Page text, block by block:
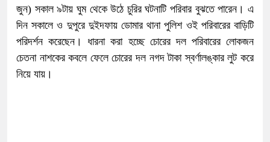
জুন) সকাল ৯টায় ঘুম থেকে উঠে চুরির ঘটনাটি পরিবার বুঝতে পারেন। এ
দিন সকালে ও দুপুরে দুইদফায় ডোমার থানা পুলিশ ওই পরিবারের বাড়িটি
পরিদর্শন করেছেন। ধারনা করা হচ্ছে চোরের দল পরিবারের লোকজন
চেতনা নাশকের কবলে ফেলে চোরের দল নগদ টাকা স্বর্ণালঙ্কার লুট করে
নিয়ে যায়।